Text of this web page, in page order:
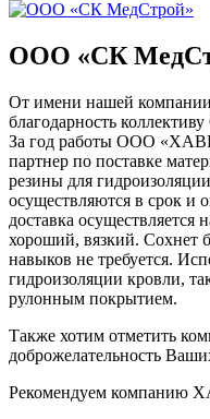
ООО «СК
От имени нашей
благодарность
За год работы ООО
партнер по поставке
резины для
осуществляются в срок и
доставка
хороший, вязкий. Сохнет
навыков не требуется.
гидроизоляции кровли,
рулонным покрытием.
Также хотим отметить
доброжелательность
Рекомендуем компанию